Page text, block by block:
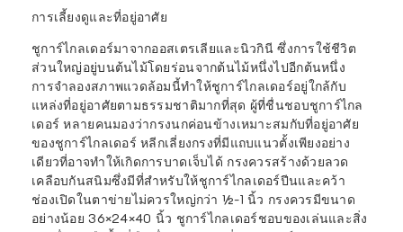
การเลี้ยงดูและที่อยู่อาศัย
ชูการ์ไกลเดอร์มาจากออสเตรเลียและนิวกินี ซึ่งการใช้ชีวิต
ส่วนใหญ่อยู่บนต้นไม้โดยร่อนจากต้นไม้หนึ่งไปอีกต้นหนึ่ง
การจำลองสภาพแวดล้อมนี้ทำให้ชูการ์ไกลเดอร์อยู่ใกล้กับ
แหล่งที่อยู่อาศัยตามธรรมชาติมากที่สุด ผู้ที่ชื่นชอบชูการ์ไกล
เดอร์ หลายคนมองว่ากรงนกค่อนข้างเหมาะสมกับที่อยู่อาศัย
ของชูการ์ไกลเดอร์ หลีกเลี่ยงกรงที่มีแถบแนวตั้งเพียงอย่าง
เดียวที่อาจทำให้เกิดการบาดเจ็บได้ กรงควรสร้างด้วยลวด
เคลือบกันสนิมซึ่งมีที่สำหรับให้ชูการ์ไกลเดอร์ปีนและคว้า
ช่องเปิดในตาข่ายไม่ควรใหญ่กว่า ½-1 นิ้ว กรงควรมีขนาด
อย่างน้อย 36×24×40 นิ้ว ชูการ์ไกลเดอร์ชอบของเล่นและสิ่ง